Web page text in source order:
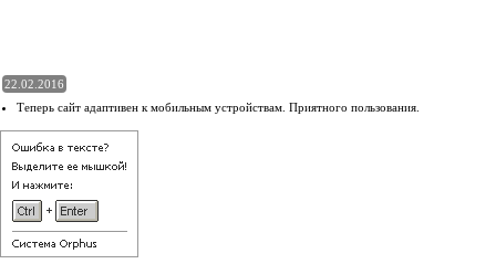
22.02.2016
Теперь сайт адаптивен к мобильным устройствам. Приятного пользования.